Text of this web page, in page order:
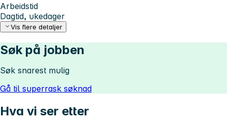
Arbeidstid
Dagtid, ukedager
Vis flere detaljer
Søk på jobben
Søk snarest mulig
Gå til superrask søknad
Hva vi ser etter